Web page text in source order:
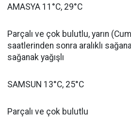
AMASYA 11°C, 29°C
Parçalı ve çok bulutlu, yarın
saatlerinden sonra aralıklı
sağanak yağışlı
SAMSUN 13°C, 25°C
Parçalı ve çok bulutlu